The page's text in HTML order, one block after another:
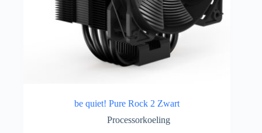
be quiet! Pure Rock 2 Zwart
Processorkoeling